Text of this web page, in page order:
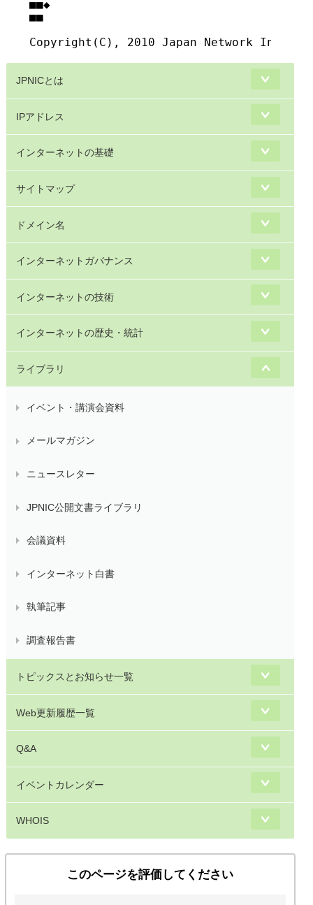
■■◆
■■
JPNICとは
IPアドレス
インターネットの基礎
サイトマップ
ドメイン名
インターネットガバナンス
インターネットの技術
インターネットの歴史・統計
ライブラリ
イベント・講演会資料
メールマガジン
ニュースレター
JPNIC公開文書ライブラリ
会議資料
インターネット白書
執筆記事
調査報告書
トピックスとお知らせ一覧
Web更新履歴一覧
Q&A
イベントカレンダー
WHOIS
このページを評価してください